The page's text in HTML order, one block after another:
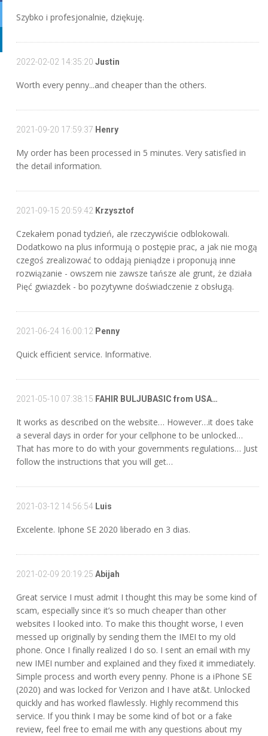
Szybko i profesjonalnie, dziękuję.
2022-02-02 14:35:20 Justin
Worth every penny...and cheaper than the others.
2021-09-20 17:59:37 Henry
My order has been processed in 5 minutes. Very satisfied in
the detail information.
2021-09-15 20:59:42 Krzysztof
Czekałem ponad tydzień, ale rzeczywiście odblokowali.
Dodatkowo na plus informują o postępie prac, a jak nie mogą
czegoś zrealizować to oddają pieniądze i proponują inne
rozwiązanie - owszem nie zawsze tańsze ale grunt, że działa
Pięć gwiazdek - bo pozytywne doświadczenie z obsługą.
2021-06-24 16:00:12 Penny
Quick efficient service. Informative.
2021-05-10 07:38:15 FAHIR BULJUBASIC from USA…
It works as described on the website… However…it does take
a several days in order for your cellphone to be unlocked…
That has more to do with your governments regulations… Just
follow the instructions that you will get…
2021-03-12 14:56:54 Luis
Excelente. Iphone SE 2020 liberado en 3 dias.
2021-02-09 20:19:25 Abijah
Great service I must admit I thought this may be some kind of
scam, especially since it’s so much cheaper than other
websites I looked into. To make this thought worse, I even
messed up originally by sending them the IMEI to my old
phone. Once I finally realized I do so. I sent an email with my
new IMEI number and explained and they fixed it immediately.
Simple process and worth every penny. Phone is a iPhone SE
(2020) and was locked for Verizon and I have at&t. Unlocked
quickly and has worked flawlessly. Highly recommend this
service. If you think I may be some kind of bot or a fake
review, feel free to email me with any questions about my